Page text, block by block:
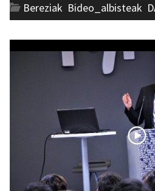
Bereziak Bideo_albisteak